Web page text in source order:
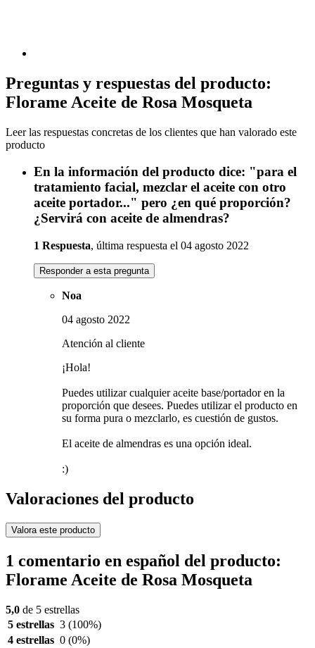
Preguntas y respuestas del producto:
Florame Aceite de Rosa Mosqueta
Leer las respuestas concretas de los clientes que han valorado este
producto
En la información del producto dice: "para el
tratamiento facial, mezclar el aceite con otro
aceite portador..." pero ¿en qué proporción?
¿Servirá con aceite de almendras?
1 Respuesta, última respuesta el 04 agosto 2022
Responder a esta pregunta
Noa
04 agosto 2022
Atención al cliente
¡Hola!
Puedes utilizar cualquier aceite base/portador en la
proporción que desees. Puedes utilizar el producto en
su forma pura o mezclarlo, es cuestión de gustos.
El aceite de almendras es una opción ideal.
:)
Valoraciones del producto
Valora este producto
1 comentario en español del producto:
Florame Aceite de Rosa Mosqueta
5,0 de 5 estrellas
5 estrellas 3 (100%)
4 estrellas 0 (0%)